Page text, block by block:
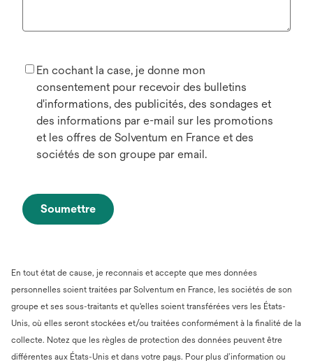
En cochant la case, je donne mon
consentement pour recevoir des bulletins
d'informations, des publicités, des sondages et
des informations par e-mail sur les promotions
et les offres de Solventum en France et des
sociétés de son groupe par email.
Soumettre
En tout état de cause, je reconnais et accepte que mes données
personnelles soient traitées par Solventum en France, les sociétés de son
groupe et ses sous-traitants et qu'elles soient transférées vers les États-
Unis, où elles seront stockées et/ou traitées conformément à la finalité de la
collecte. Notez que les règles de protection des données peuvent être
différentes aux États-Unis et dans votre pays. Pour plus d’information ou